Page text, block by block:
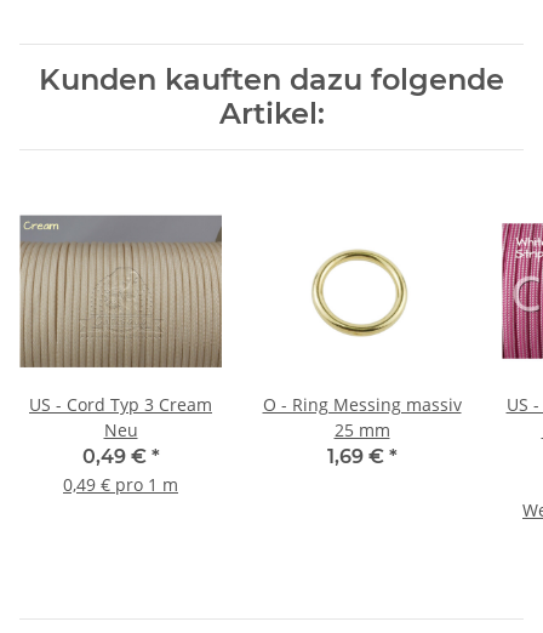
Kunden kauften dazu folgende
Artikel:
US - Cord Typ 3 Cream
Neu
0,49 € *
0,49 € pro 1 m
O - Ring Messing massiv
25 mm
1,69 € *
US -